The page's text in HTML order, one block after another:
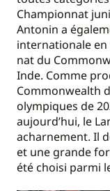
Championnat
Antonin a
internationale
nat du
Inde. Comme
Commonwealth
olympiques de
aujourd’hui, le
acharnement. Il
et une grande
été choisi parmi